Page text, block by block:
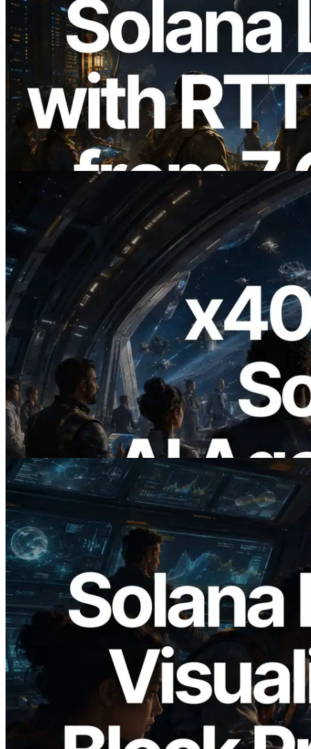
2026.08.05
ERPC расширяет Solana Leader Slot
API измерением ping из 7 глобальных
регионов — также запущен Validators
Information API
2026.07.04
ERPC запускает Solana RPC с
поддержкой x402 — Эпоха, в которой
AI-агенты платят за нужные API по
требованию
Читать статью
2026.05.24
Validators Solutions запускает Solana
Block Analyzer — визуализация
времени генерации блоков и
назначенных валидаторов на уровне
слотов